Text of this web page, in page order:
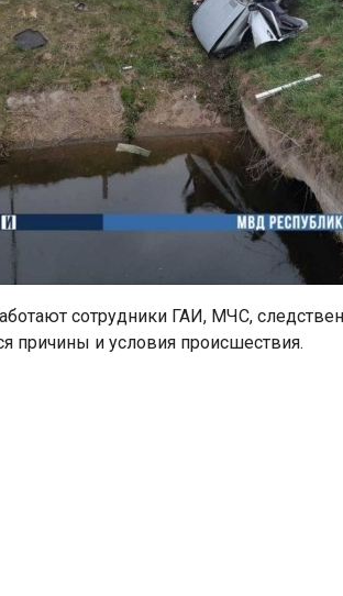
сотрудники ГАИ, МЧС,
причины и условия происшествия.